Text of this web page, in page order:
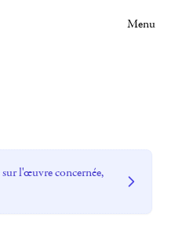
Menu
l'œuvre concernée,